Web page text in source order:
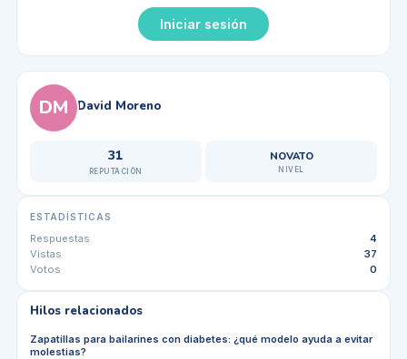
Iniciar sesión
DM David Moreno
31
REPUTACIÓN
NOVATO
NIVEL
ESTADÍSTICAS
Respuestas
4
Vistas
37
Votos
0
Hilos relacionados
Zapatillas para bailarines con diabetes: ¿qué modelo ayuda a evitar
molestias?